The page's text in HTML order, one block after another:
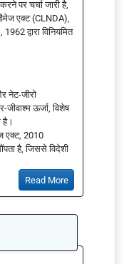
पर चर्चा जारी है,
एक्ट (CLNDA),
द्वारा विनियमित
नेट-जीरो
जीवाश्म ऊर्जा, विशेष
है।
एक्ट, 2010
है, जिससे विदेशी
Read More